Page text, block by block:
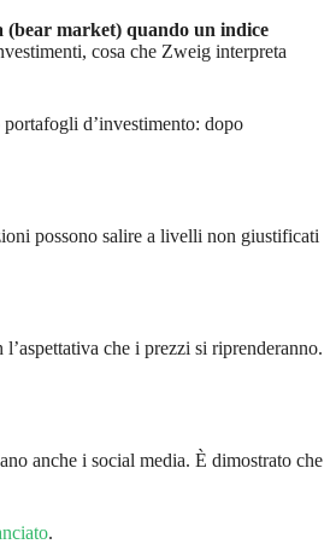
(bear market) quando un indice
cosa che Zweig interpreta
d’investimento: dopo
possono salire a livelli non giustificati
che i prezzi si riprenderanno.
anche i social media. È dimostrato che
.